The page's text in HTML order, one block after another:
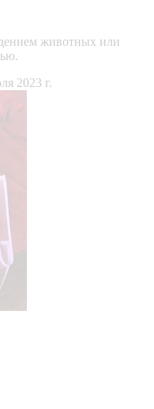
животных или
2023 г.